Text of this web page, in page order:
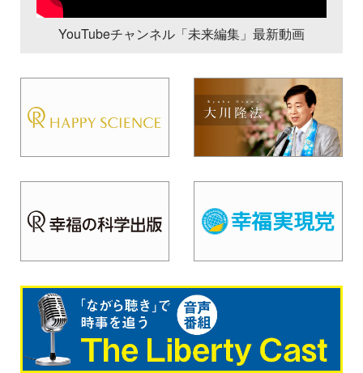
YouTubeチャンネル「未来編集」最新動画